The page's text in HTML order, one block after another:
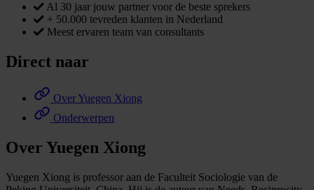
Al 30 jaar jouw partner voor de beste sprekers
+ 50.000 tevreden klanten in Nederland
Meest ervaren team van consultants
Direct naar
Over Yuegen Xiong
Onderwerpen
Over Yuegen Xiong
Yuegen Xiong is professor aan de Faculteit Sociologie van de